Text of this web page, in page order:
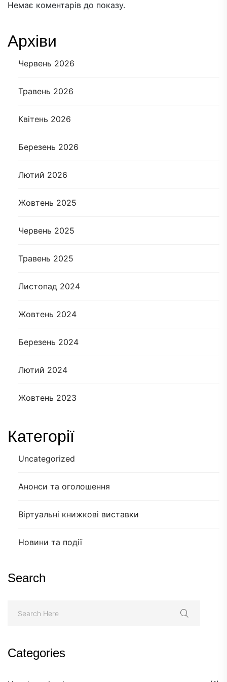
Немає коментарів до показу.
Архіви
Червень 2026
Травень 2026
Квітень 2026
Березень 2026
Лютий 2026
Жовтень 2025
Червень 2025
Травень 2025
Листопад 2024
Жовтень 2024
Березень 2024
Лютий 2024
Жовтень 2023
Категорії
Uncategorized
Анонси та оголошення
Віртуальні книжкові виставки
Новини та події
Search
Categories